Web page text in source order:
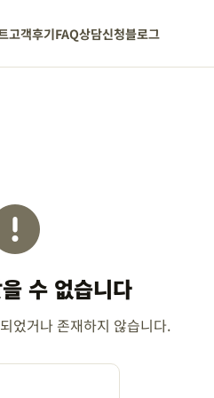
고객후기FAQ상담신청블로그
수 없습니다
었거나 존재하지 않습니다.